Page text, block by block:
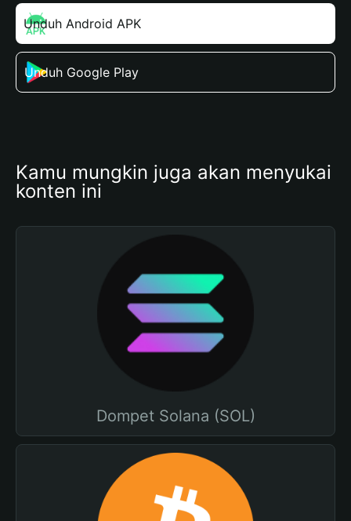
Unduh Android APK
Unduh Google Play
Kamu mungkin juga akan menyukai
konten ini
Dompet Solana (SOL)